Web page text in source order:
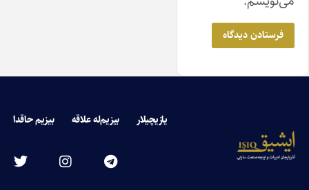
یازیچیلار بیزیم‌له علاقه بیزیم حاقدا